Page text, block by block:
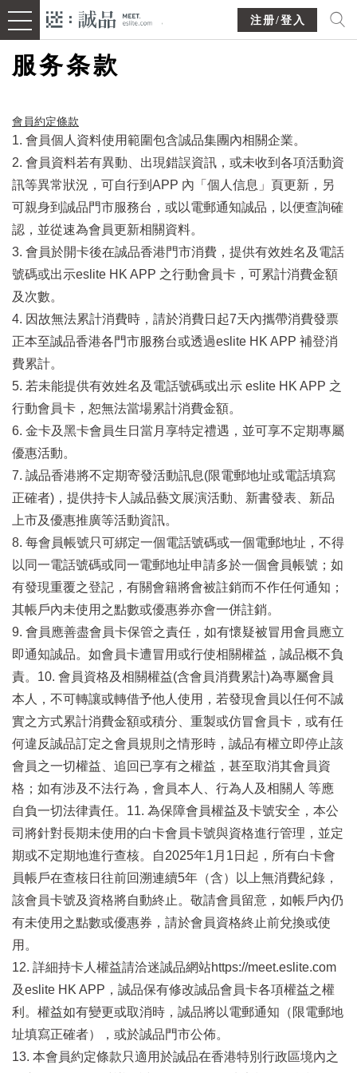
注册/登入
服务条款
會員約定條款​
1. 會員個人資料使用範圍包含誠品集團內相關企業。
2. 會員資料若有異動、出現錯誤資訊，或未收到各項活動資
訊等異常狀況，可自行到APP 內「個人信息」頁更新，另
可親身到誠品門市服務台，或以電郵通知誠品，以便查詢確
認，並從速為會員更新相關資料。
3. 會員於開卡後在誠品香港門市消費，提供有效姓名及電話
號碼或出示eslite HK APP 之行動會員卡，可累計消費金額
及次數。
4. 因故無法累計消費時，請於消費日起7天內攜帶消費發票
正本至誠品香港各門市服務台或透過eslite HK APP 補登消
費累計。
5. 若未能提供有效姓名及電話號碼或出示 eslite HK APP 之
行動會員卡，恕無法當場累計消費金額。
6. 金卡及黑卡會員生日當月享特定禮遇，並可享不定期專屬
優惠活動。
7. 誠品香港將不定期寄發活動訊息(限電郵地址或電話填寫
正確者)，提供持卡人誠品藝文展演活動、新書發表、新品
上市及優惠推廣等活動資訊。
8. 每會員帳號只可綁定一個電話號碼或一個電郵地址，不得
以同一電話號碼或同一電郵地址申請多於一個會員帳號；如
有發現重覆之登記，有關會籍將會被註銷而不作任何通知；
其帳戶內未使用之點數或優惠券亦會一併註銷。
9. 會員應善盡會員卡保管之責任，如有懷疑被冒用會員應立
即通知誠品。如會員卡遭冒用或行使相關權益，誠品概不負
責。10. 會員資格及相關權益(含會員消費累計)為專屬會員
本人，不可轉讓或轉借予他人使用，若發現會員以任何不誠
實之方式累計消費金額或積分、重製或仿冒會員卡，或有任
何違反誠品訂定之會員規則之情形時，誠品有權立即停止該
會員之一切權益、追回已享有之權益，甚至取消其會員資
格；如有涉及不法行為，會員本人、行為人及相關人 等應
自負一切法律責任。11. 為保障會員權益及卡號安全，本公
司將針對長期未使用的白卡會員卡號與資格進行管理，並定
期或不定期地進行查核。自2025年1月1日起，所有白卡會
員帳戶在查核日往前回溯連續5年（含）以上無消費紀錄，
該會員卡號及資格將自動終止。敬請會員留意，如帳戶內仍
有未使用之點數或優惠券，請於會員資格終止前兌換或使
用。
12. 詳細持卡人權益請洽迷誠品網站https://meet.eslite.com
及eslite HK APP，誠品保有修改誠品會員卡各項權益之權
利。權益如有變更或取消時，誠品將以電郵通知（限電郵地
址填寫正確者），或於誠品門市公佈。
13. 本會員約定條款只適用於誠品在香港特別行政區境內之